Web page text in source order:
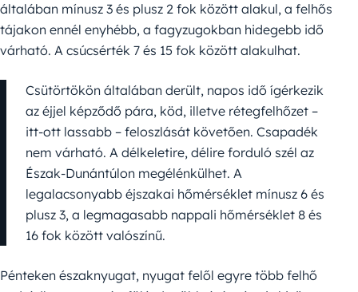
általában mínusz 3 és plusz 2 fok között alakul, a felhős
tájakon ennél enyhébb, a fagyzugokban hidegebb idő
várható. A csúcsérték 7 és 15 fok között alakulhat.
Csütörtökön általában derült, napos idő ígérkezik
az éjjel képződő pára, köd, illetve rétegfelhőzet –
itt-ott lassabb – feloszlását követően. Csapadék
nem várható. A délkeletire, délire forduló szél az
Észak-Dunántúlon megélénkülhet. A
legalacsonyabb éjszakai hőmérséklet mínusz 6 és
plusz 3, a legmagasabb nappali hőmérséklet 8 és
16 fok között valószínű.
Pénteken északnyugat, nyugat felől egyre több felhő